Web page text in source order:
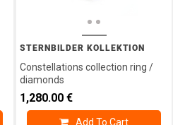
STERNBILDER KOLLEKTION
Constellations collection ring /
diamonds
1,280.00 €
Add To Cart